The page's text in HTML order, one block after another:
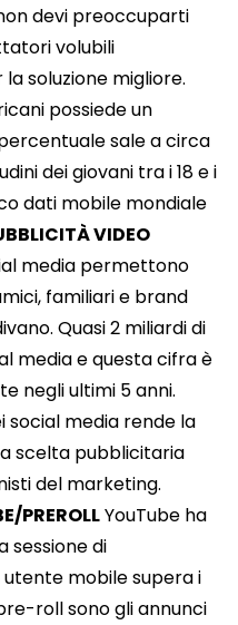
devi preoccuparti
volubili
soluzione migliore.
possiede un
sale a circa
dei giovani tra i 18 e i
dati mobile mondiale
VIDEO
media permettono
familiari e brand
Quasi 2 miliardi di
media e questa cifra è
negli ultimi 5 anni.
social media rende la
scelta pubblicitaria
del marketing.
PREROLLYouTube ha
sessione di
utente mobile supera i
roll sono gli annunci